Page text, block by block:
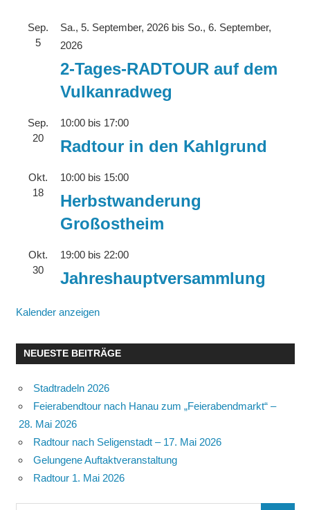
Sep.
5
Sa., 5. September, 2026bis So., 6. September,
2026
2-Tages-RADTOUR auf dem
Vulkanradweg
Sep.
20
10:00bis 17:00
Radtour in den Kahlgrund
Okt.
18
10:00bis 15:00
Herbstwanderung
Großostheim
Okt.
30
19:00bis 22:00
Jahreshauptversammlung
Kalender anzeigen
NEUESTE BEITRÄGE
Stadtradeln 2026
Feierabendtour nach Hanau zum „Feierabendmarkt“ –
28. Mai 2026
Radtour nach Seligenstadt – 17. Mai 2026
Gelungene Auftaktveranstaltung
Radtour 1. Mai 2026